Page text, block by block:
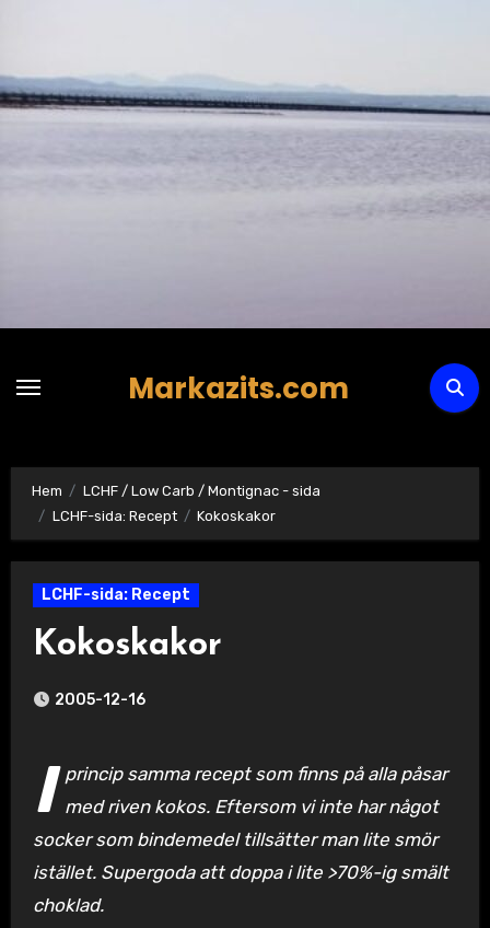
innehåll
Markazits.com
Hem
LCHF / Low Carb / Montignac - sida
LCHF-sida: Recept
Kokoskakor
LCHF-sida: Recept
Kokoskakor
2005-12-16
I princip samma recept som finns på alla påsar
med riven kokos. Eftersom vi inte har något
socker som bindemedel tillsätter man lite smör
istället. Supergoda att doppa i lite >70%-ig smält
choklad.